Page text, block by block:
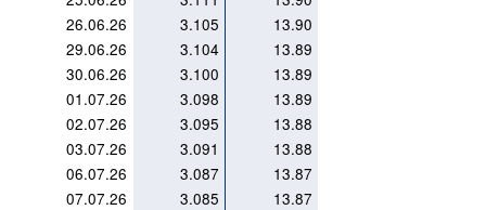
26.06.26
3.105
13.90
29.06.26
3.104
13.89
30.06.26
3.100
13.89
01.07.26
3.098
13.89
02.07.26
3.095
13.88
03.07.26
3.091
13.88
06.07.26
3.087
13.87
07.07.26
3.085
13.87